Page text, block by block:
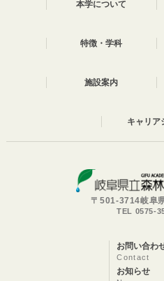
本学について
特徴・学科
施設案内
キャリア
〒501-3714岐阜
TEL 0575-
お問い合わ
Contact
お知らせ